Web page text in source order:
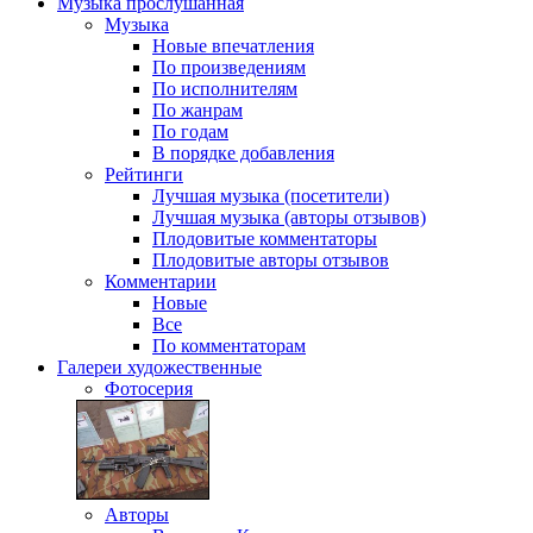
Музыка
Новые впечатления
По произведениям
По исполнителям
По жанрам
По годам
В порядке добавления
Рейтинги
Лучшая музыка (посетители)
Лучшая музыка (авторы отзывов)
Плодовитые комментаторы
Плодовитые авторы отзывов
Комментарии
Новые
Все
По комментаторам
Галереи художественные
Фотосерия
Авторы